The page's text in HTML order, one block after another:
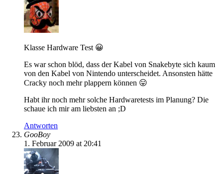
Klasse Hardware Test 😀
Es war schon blöd, dass der Kabel von Snakebyte sich kaum
von den Kabel von Nintendo unterscheidet. Ansonsten hätte
Cracky noch mehr plappern können 😛
Habt ihr noch mehr solche Hardwaretests im Planung? Die
schaue ich mir am liebsten an ;D
Antworten
GooBoy
1. Februar 2009 at 20:41